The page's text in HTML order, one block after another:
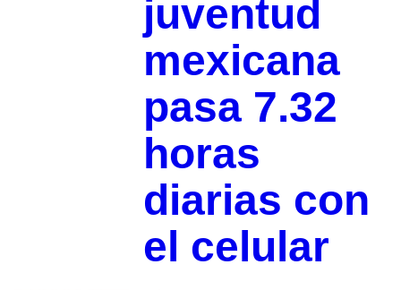
juventud
mexicana
pasa 7.32
horas
diarias con
el celular